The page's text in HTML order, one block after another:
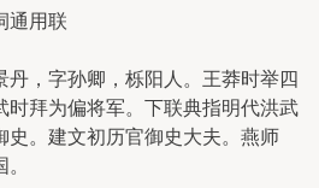
用联
，字孙卿，栎阳人。王莽时举四
时拜为偏将军。下联典指明代洪武
史。建文初历官御史大夫。燕师
。